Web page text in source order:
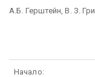
А.Б. Герштейн, В. З.
Начало: